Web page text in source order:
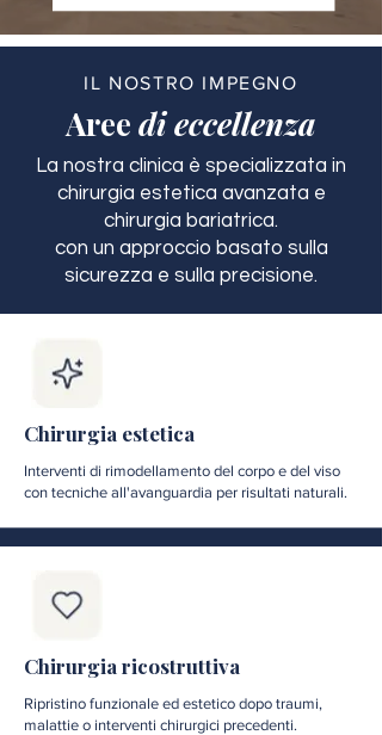
IL NOSTRO IMPEGNO
Aree di eccellenza
La nostra clinica è specializzata in
chirurgia estetica avanzata e
chirurgia bariatrica.
con un approccio basato sulla
sicurezza e sulla precisione.
Chirurgia estetica
Interventi di rimodellamento del corpo e del viso
con tecniche all'avanguardia per risultati naturali.
Chirurgia ricostruttiva
Ripristino funzionale ed estetico dopo traumi,
malattie o interventi chirurgici precedenti.